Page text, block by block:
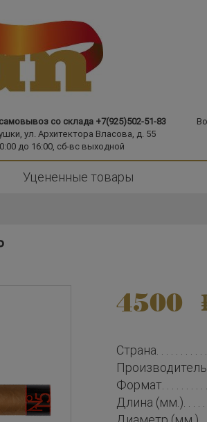
со склада +7(925)502-51-83
ул. Архитектора Власова, д. 55
до 16:00, сб-вс выходной
Уцененные товары
4500
Страна
Производитель
Формат
Длина (мм.)